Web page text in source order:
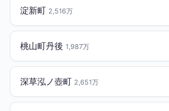
淀新町 2,516万
桃山町丹後 1,987万
深草泓ノ壺町 2,651万